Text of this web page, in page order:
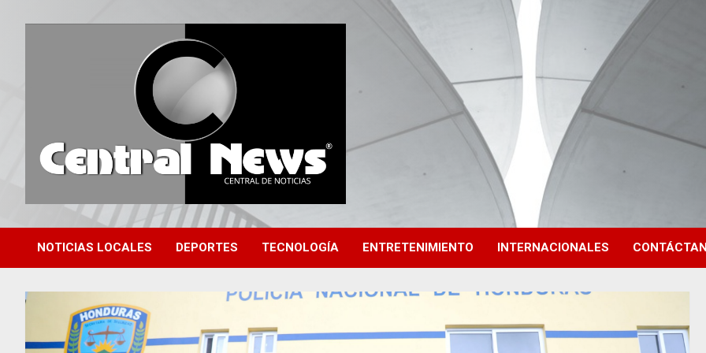
Central News HN
Central de Noticias
NOTICIAS LOCALES DEPORTES TECNOLOGÍA ENTRETENIMIENTO INTERNACIONALES